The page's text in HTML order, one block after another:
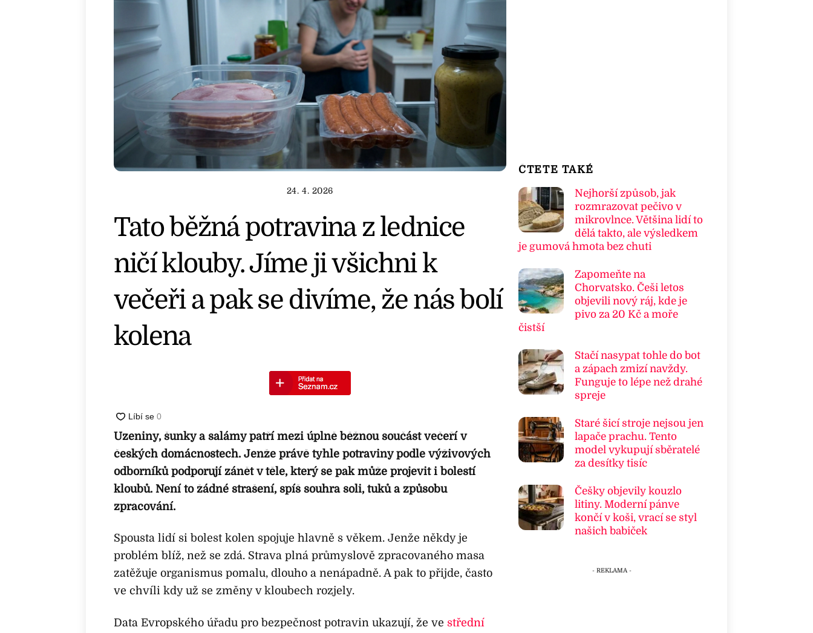
24. 4. 2026
Tato běžná potravina z lednice
ničí klouby. Jíme ji všichni k
večeři a pak se divíme, že nás bolí
kolena
Uzeniny, šunky a salámy patří mezi úplně běžnou součást večeří v
českých domácnostech. Jenže právě tyhle potraviny podle výživových
odborníků podporují zánět v těle, který se pak může projevit i bolestí
kloubů. Není to žádné strašení, spíš souhra soli, tuků a způsobu
zpracování.
Spousta lidí si bolest kolen spojuje hlavně s věkem. Jenže někdy je
problém blíž, než se zdá. Strava plná průmyslově zpracovaného masa
zatěžuje organismus pomalu, dlouho a nenápadně. A pak to přijde, často
ve chvíli kdy už se změny v kloubech rozjely.
Data Evropského úřadu pro bezpečnost potravin ukazují, že ve střední
ČTETE TAKÉ
Nejhorší způsob, jak
rozmrazovat pečivo v
mikrovlnce. Většina lidí to
dělá takto, ale výsledkem
je gumová hmota bez chuti
Zapomeňte na
Chorvatsko. Češi letos
objevili nový ráj, kde je
pivo za 20 Kč a moře
čistší
Stačí nasypat tohle do bot
a zápach zmizí navždy.
Funguje to lépe než drahé
spreje
Staré šicí stroje nejsou jen
lapače prachu. Tento
model vykupují sběratelé
za desítky tisíc
Češky objevily kouzlo
litiny. Moderní pánve
končí v koši, vrací se styl
našich babiček